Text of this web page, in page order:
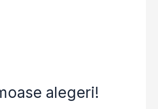
alegeri!